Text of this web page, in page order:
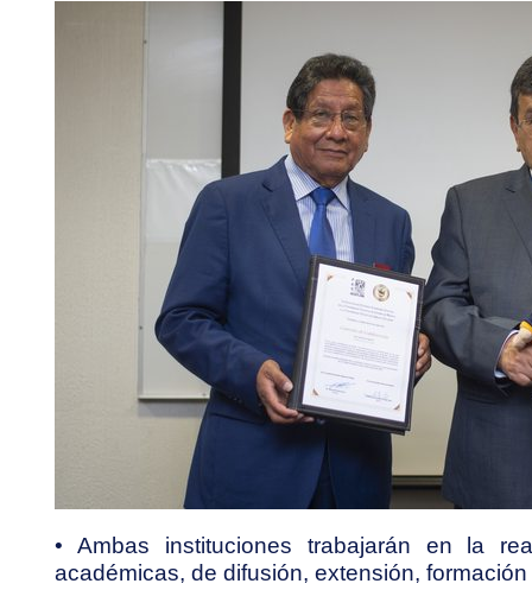
• Ambas instituciones trabajarán en la
académicas, de difusión, extensión,